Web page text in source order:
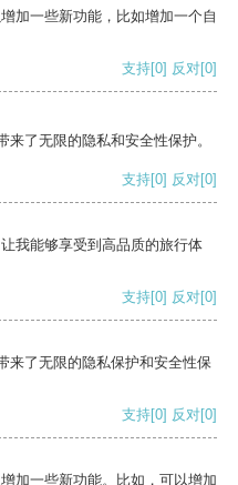
加一些新功能，比如增加一个自
支持[0] 反对[0]
了无限的隐私和安全性保护。
支持[0] 反对[0]
我能够享受到高品质的旅行体
支持[0] 反对[0]
来了无限的隐私保护和安全性保
支持[0] 反对[0]
加一些新功能。比如，可以增加